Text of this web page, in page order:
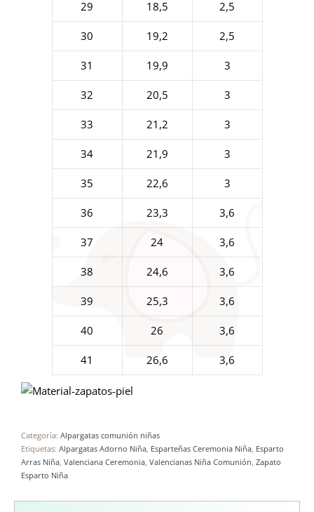
29 18,5 2,5
30 19,2 2,5
31 19,9 3
32 20,5 3
33 21,2 3
34 21,9 3
35 22,6 3
36 23,3 3,6
37 24 3,6
38 24,6 3,6
39 25,3 3,6
40 26 3,6
41 26,6 3,6
Categoría: Alpargatas comunión niñas
Etiquetas: Alpargatas Adorno Niña Esparteñas Ceremonia Niña Esparto
Arras Niña Valenciana Ceremonia Valencianas Niña Comunión Zapato
Esparto Niña